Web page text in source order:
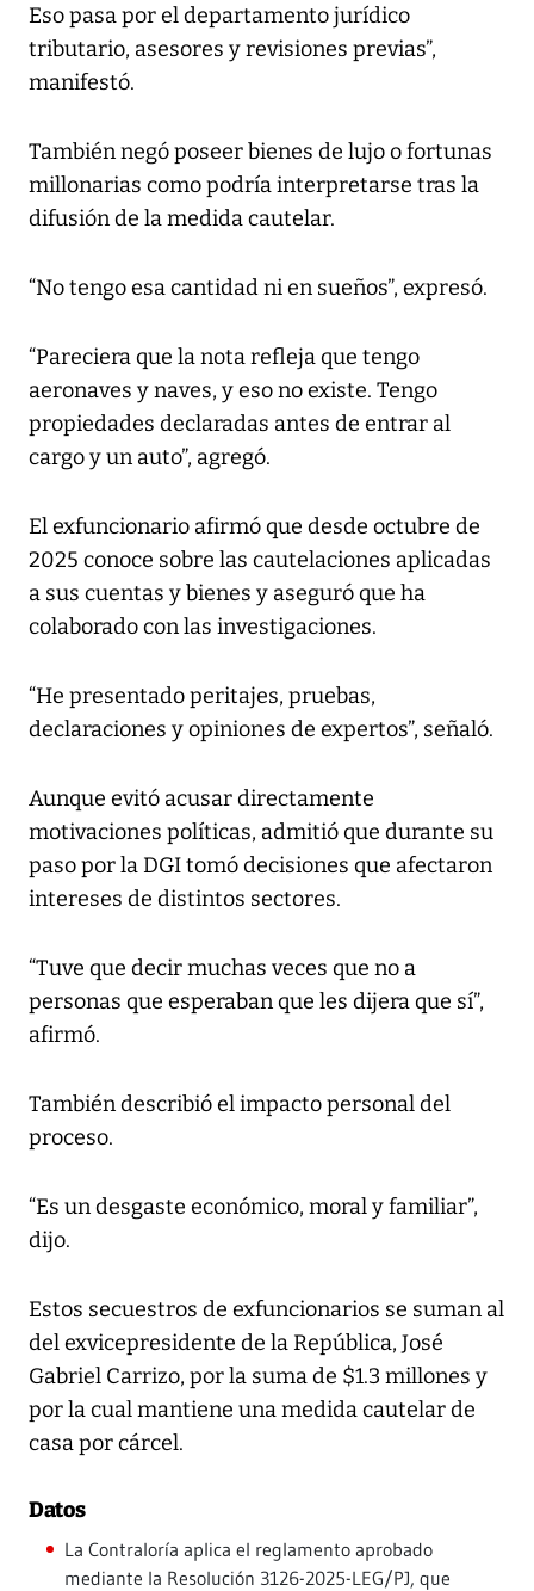
Eso pasa por el departamento jurídico
tributario, asesores y revisiones previas”,
manifestó.
También negó poseer bienes de lujo o fortunas
millonarias como podría interpretarse tras la
difusión de la medida cautelar.
“No tengo esa cantidad ni en sueños”, expresó.
“Pareciera que la nota refleja que tengo
aeronaves y naves, y eso no existe. Tengo
propiedades declaradas antes de entrar al
cargo y un auto”, agregó.
El exfuncionario afirmó que desde octubre de
2025 conoce sobre las cautelaciones aplicadas
a sus cuentas y bienes y aseguró que ha
colaborado con las investigaciones.
“He presentado peritajes, pruebas,
declaraciones y opiniones de expertos”, señaló.
Aunque evitó acusar directamente
motivaciones políticas, admitió que durante su
paso por la DGI tomó decisiones que afectaron
intereses de distintos sectores.
“Tuve que decir muchas veces que no a
personas que esperaban que les dijera que sí”,
afirmó.
También describió el impacto personal del
proceso.
“Es un desgaste económico, moral y familiar”,
dijo.
Estos secuestros de exfuncionarios se suman al
del exvicepresidente de la República, José
Gabriel Carrizo, por la suma de $1.3 millones y
por la cual mantiene una medida cautelar de
casa por cárcel.
Datos
La Contraloría aplica el reglamento aprobado
mediante la Resolución 3126-2025-LEG/PJ, que